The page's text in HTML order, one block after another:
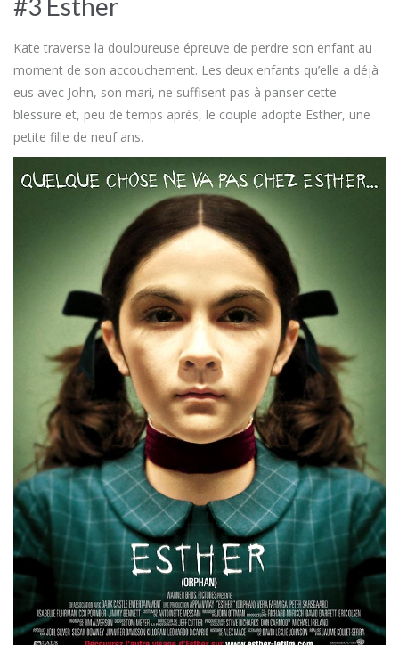
Kate traverse la douloureuse épreuve de perdre son enfant au
moment de son accouchement. Les deux enfants qu’elle a déjà
eus avec John, son mari, ne suffisent pas à panser cette
blessure et, peu de temps après, le couple adopte Esther, une
petite fille de neuf ans.